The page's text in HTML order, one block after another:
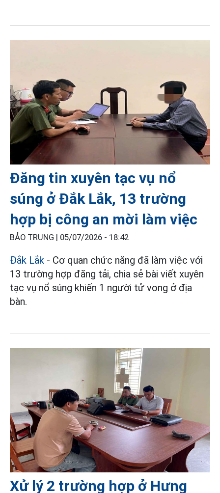
Đăng tin xuyên tạc vụ nổ
súng ở Đắk Lắk, 13 trường
hợp bị công an mời làm việc
BẢO TRUNG | 05/07/2026 - 18:42
Đắk Lắk - Cơ quan chức năng đã làm việc với
13 trường hợp đăng tải, chia sẻ bài viết xuyên
tạc vụ nổ súng khiến 1 người tử vong ở địa
bàn.
Xử lý 2 trường hợp ở Hưng